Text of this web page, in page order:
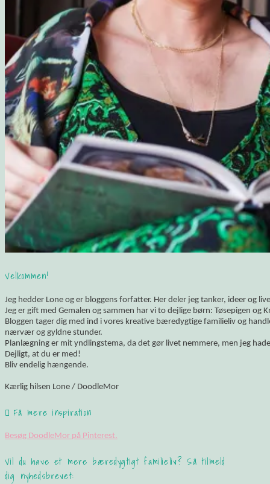
Velkommen!
Jeg hedder Lone og er bloggens forfatter. Her deler jeg tanker, ideer og
Jeg er gift med Gemalen og sammen har vi to dejlige børn: Tøsepigen og
Bloggen tager dig med ind i vores kreative bæredygtige familieliv og
nærvær og gyldne stunder.
Planlægning er mit yndlingstema, da det gør livet nemmere, men jeg
Dejligt, at du er med!
Bliv endelig hængende.
Kærlig hilsen Lone / DoodleMor
Få mere inspiration
Besøg DoodleMor på Pinterest.
Vil du have et mere bæredygtigt familieliv? Så tilmeld
dig nyhedsbrevet: